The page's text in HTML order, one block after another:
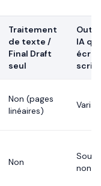
Traitement
de texte /
Final Draft
seul
IA qui
écrit
Non (pages
linéaires)
Non
non